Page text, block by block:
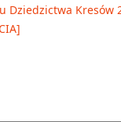
Dziedzictwa Kresów